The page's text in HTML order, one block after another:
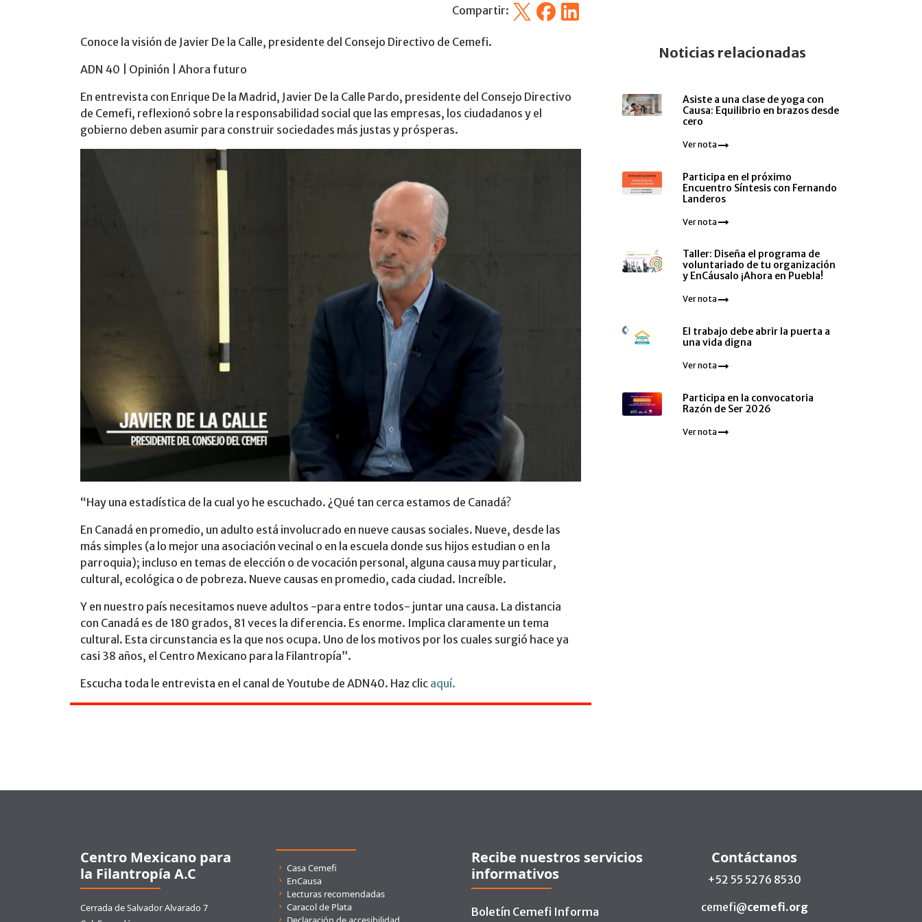
Compartir: X FacebookLinkedin
Conoce la visión de Javier De la Calle, presidente del Consejo Directivo de Cemefi.
ADN 40 | Opinión | Ahora futuro
En entrevista con Enrique De la Madrid, Javier De la Calle Pardo, presidente del Consejo Directivo
de Cemefi, reflexionó sobre la responsabilidad social que las empresas, los ciudadanos y el
gobierno deben asumir para construir sociedades más justas y prósperas.
“Hay una estadística de la cual yo he escuchado. ¿Qué tan cerca estamos de Canadá?
En Canadá en promedio, un adulto está involucrado en nueve causas sociales. Nueve, desde las
más simples (a lo mejor una asociación vecinal o en la escuela donde sus hijos estudian o en la
parroquia); incluso en temas de elección o de vocación personal, alguna causa muy particular,
cultural, ecológica o de pobreza. Nueve causas en promedio, cada ciudad. Increíble.
Y en nuestro país necesitamos nueve adultos -para entre todos- juntar una causa. La distancia
con Canadá es de 180 grados, 81 veces la diferencia. Es enorme. Implica claramente un tema
cultural. Esta circunstancia es la que nos ocupa. Uno de los motivos por los cuales surgió hace ya
casi 38 años, el Centro Mexicano para la Filantropía”.
Escucha toda le entrevista en el canal de Youtube de ADN40. Haz clic aquí.
Noticias relacionadas
Asiste a una clase de yoga con
Causa: Equilibrio en brazos desde
cero
Ver nota
Participa en el próximo
Encuentro Síntesis con Fernando
Landeros
Ver nota
Taller: Diseña el programa de
voluntariado de tu organización
y EnCáusalo ¡Ahora en Puebla!
Ver nota
El trabajo debe abrir la puerta a
una vida digna
Ver nota
Participa en la convocatoria
Razón de Ser 2026
Ver nota
Centro Mexicano para
la Filantropía A.C
Cerrada de Salvador Alvarado 7
Enlaces rápidos
Casa Cemefi
EnCausa
Lecturas recomendadas
Caracol de Plata
Recibe nuestros servicios
informativos
Boletín Cemefi Informa
Contáctanos
+52 55 5276 8530
cemefi@cemefi.org